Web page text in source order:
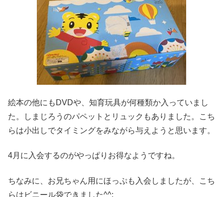
絵本の他にもDVDや、知育玩具が何種類か入っていまし
た。しまじろうのパペットとリュックもありました。こち
らは小出しでタイミングをみながら与えようと思います。
4月に入会するのがやっぱりお得なようですね。
ちなみに、お兄ちゃん用にほっぷも入会しましたが、こち
らはビニール袋できました^^;